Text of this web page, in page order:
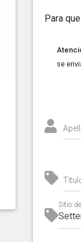
Para
se
Sitio de